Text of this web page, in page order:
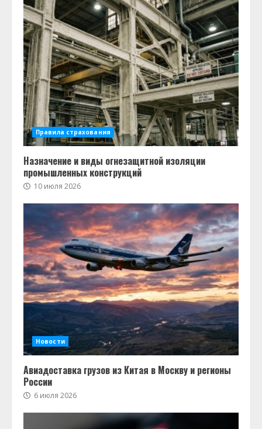
Правила страхования
Назначение и виды огнезащитной изоляции
промышленных конструкций
10 июля 2026
Новости
Авиадоставка грузов из Китая в Москву и регионы
России
6 июля 2026